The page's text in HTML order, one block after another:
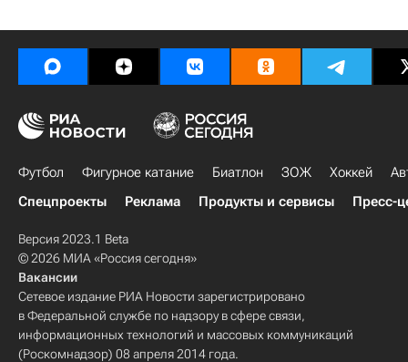
Футбол Фигурное катание Биатлон ЗОЖ Хоккей
Спецпроекты
Реклама Продукты и сервисы Пресс-
Версия 2023.1 Beta
© 2026 МИА «Россия сегодня»
Вакансии
Сетевое издание РИА Новости зарегистрировано
в Федеральной службе по надзору в сфере связи,
информационных технологий и массовых коммуникаций
(Роскомнадзор) 08 апреля 2014 года.